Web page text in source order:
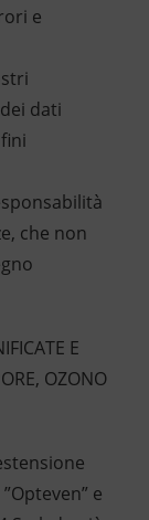
e
dati
che non
E
OZONO
e